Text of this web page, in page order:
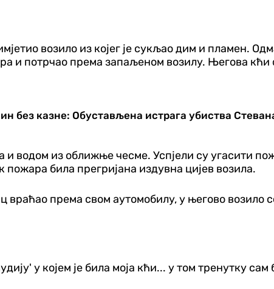
возило из којег је сукљао дим и пламен.
и потрчао према запаљеном возилу. Његова кћи
без казне: Обустављена истрага убиства
и водом из оближње чесме. Успјели су угасити
пожара била прегријана издувна цијев возила.
према свом аутомобилу, у његово возило
у којем је била моја кћи... у том тренутку